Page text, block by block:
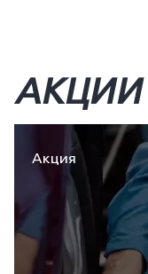
АКЦИИ
Акция